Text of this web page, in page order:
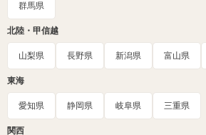
群馬県
北陸・甲信越
山梨県 長野県 新潟県 富山県
東海
愛知県 静岡県 岐阜県 三重県
関西